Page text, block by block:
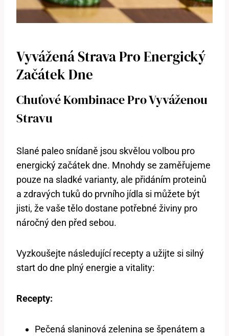
Vyvážená Strava Pro Energický
Začátek Dne
Chuťové Kombinace Pro Vyváženou
Stravu
Slané paleo snídaně jsou skvělou volbou pro
energický začátek dne. Mnohdy se zaměřujeme
pouze na sladké varianty, ale přidáním proteinů
a zdravých tuků do prvního jídla si můžete být
jisti, že vaše tělo dostane potřebné živiny pro
náročný den před sebou.
Vyzkoušejte následující recepty a užijte si silný
start do dne plný energie a vitality:
Recepty:
Pečená slaninová zelenina se špenátem a